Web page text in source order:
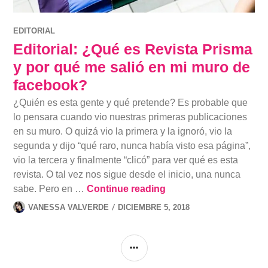
EDITORIAL
Editorial: ¿Qué es Revista Prisma
y por qué me salió en mi muro de
facebook?
¿Quién es esta gente y qué pretende? Es probable que
lo pensara cuando vio nuestras primeras publicaciones
en su muro. O quizá vio la primera y la ignoró, vio la
segunda y dijo “qué raro, nunca había visto esa página”,
vio la tercera y finalmente “clicó” para ver qué es esta
revista. O tal vez nos sigue desde el inicio, una nunca
sabe. Pero en …Continue reading
VANESSA VALVERDE DICIEMBRE 5, 2018
SIDEBAR